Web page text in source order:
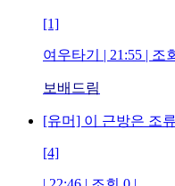
[1]
여우타기 | 21:55 | 조
보배드림
[유머] 이 근방은 조
[4]